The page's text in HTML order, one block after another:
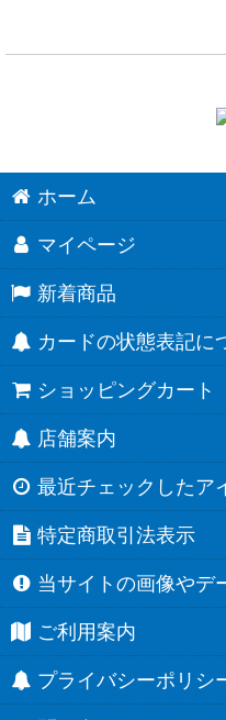
ホーム
マイページ
新着商品
カードの状態表記に
ショッピングカート
店舗案内
最近チェックしたア
特定商取引法表示
当サイトの画像やデ
ご利用案内
プライバシーポリシ